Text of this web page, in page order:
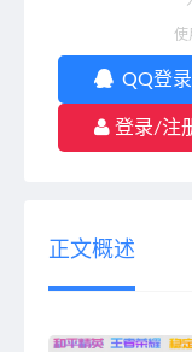
使
QQ登录
登录/注
正文概述